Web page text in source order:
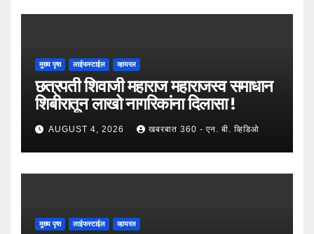
मुख्य पृष्ठ लाईफस्टाईल व्हायरल
छत्रपती शिवाजी महाराज महाराजस्व समाधान
शिबीरातून लाखो नागरिकांना दिलासा !
AUGUST 4, 2026 खबरबात 360 - एन. बी. व्हिडिओ
मुख्य पृष्ठ लाईफस्टाईल व्हायरल